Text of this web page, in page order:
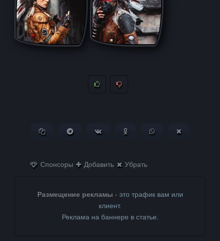
Копировать ссылкуПоделиться в Telegram
Поделиться ВКонтактеПоделиться в
Поделиться в
Спонсоры Добавить Убрать
Размещение рекламы - это трафик вам или
клиент.
Реклама на баннере в статье.